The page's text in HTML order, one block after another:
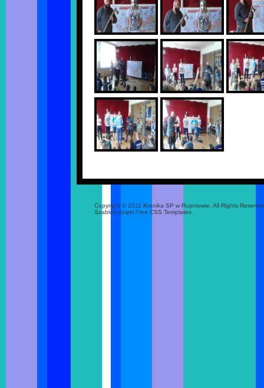
Copyright © 2011 Kronika SP w Rupniowie. All Rights
Szablon dzięki Free CSS Templates.